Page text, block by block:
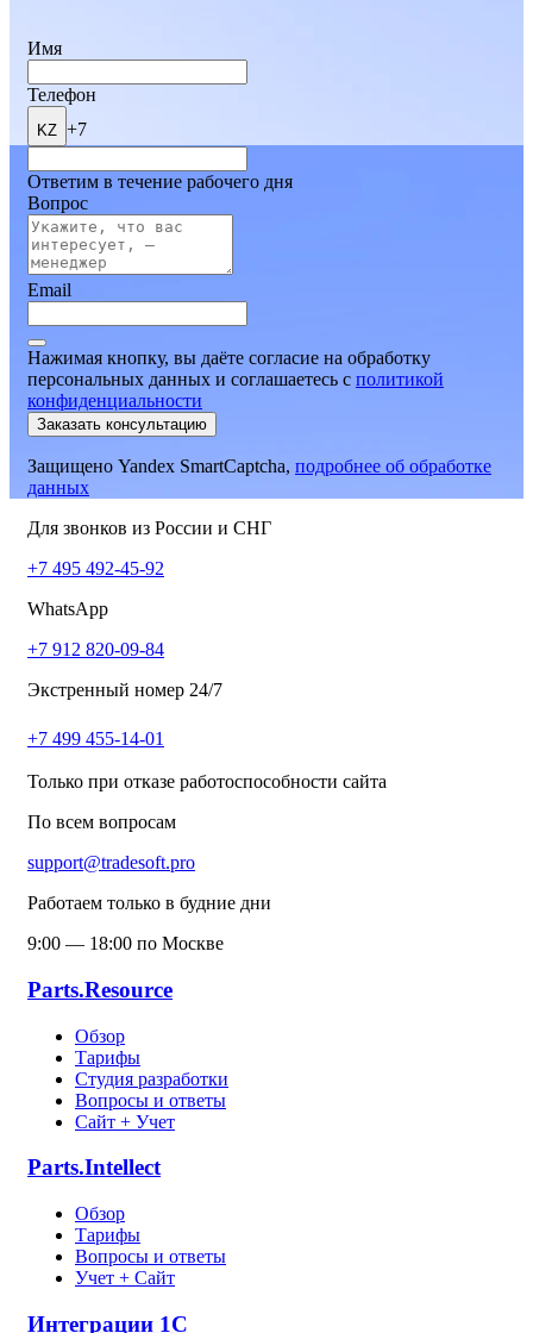
Имя
Телефон
KZ +7
Ответим в течение рабочего дня
Вопрос
Email
Нажимая кнопку, вы даёте согласие на обработку
персональных данных и соглашаетесь c политикой
конфиденциальности
Заказать консультацию
Защищено Yandex SmartCaptcha, подробнее об обработке
данных
Для звонков из России и СНГ
+7 495 492-45-92
WhatsApp
+7 912 820-09-84
Экстренный номер 24/7
+7 499 455-14-01
Только при отказе работоспособности сайта
По всем вопросам
support@tradesoft.pro
Работаем только в будние дни
9:00 — 18:00 по Москве
Parts.Resource
Обзор
Тарифы
Студия разработки
Вопросы и ответы
Сайт + Учет
Parts.Intellect
Обзор
Тарифы
Вопросы и ответы
Учет + Сайт
Интеграции 1С